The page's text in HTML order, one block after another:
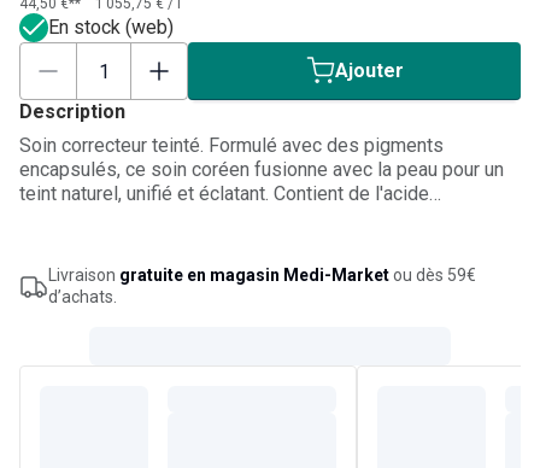
44,50 €** 1 055,75 € /
En stock (web)
Ajouter
Description
Soin correcteur teinté. Formulé avec des pigments
encapsulés, ce soin coréen fusionne avec la peau pour un
teint naturel, unifié et éclatant. Contient de l'acide
Contient un SPF30 qui protège la peau contre les UVA/UVB.
Formule améliorée. Teinte caramel.
Livraison gratuite en magasin Medi-Marketou dès 59€
d’achats.